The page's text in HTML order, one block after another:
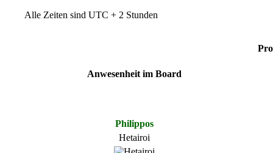
Alle Zeiten sind UTC + 2 Stunden
Anwesenheit im Board
Philippos
Hetairoi